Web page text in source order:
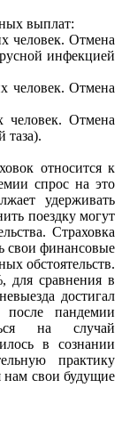
выплат:
человек. Отмена
инфекцией
человек. Отмена
Отмена
таза).
относится к
спрос на это
удерживать
поездку могут
Страховка
свои финансовые
обстоятельств.
для сравнения в
достигал
пандемии
на случай
в сознании
практику
нам свои будущие